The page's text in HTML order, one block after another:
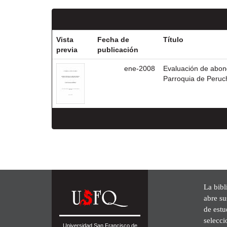
Vista
previa
Fecha de
publicación
Título
ene-2008
Evaluación de
Parroquia de
Universidad San Francisco de
La
abre
de